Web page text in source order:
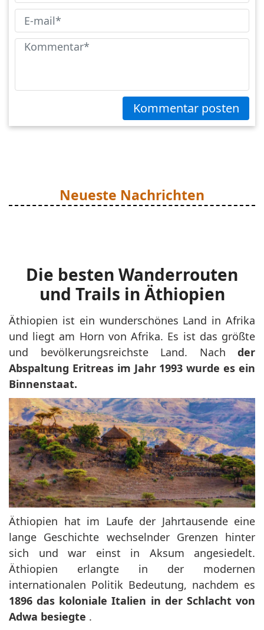
Kommentar posten
Neueste Nachrichten
Die besten Wanderrouten
und Trails in Äthiopien
Äthiopien ist ein wunderschönes Land in Afrika
und liegt am Horn von Afrika. Es ist das größte
und bevölkerungsreichste Land. Nach der
Abspaltung Eritreas im Jahr 1993 wurde es ein
Binnenstaat.
Äthiopien hat im Laufe der Jahrtausende eine
lange Geschichte wechselnder Grenzen hinter
sich und war einst in Aksum angesiedelt.
Äthiopien erlangte in der modernen
internationalen Politik Bedeutung, nachdem es
1896 das koloniale Italien in der Schlacht von
Adwa besiegte .